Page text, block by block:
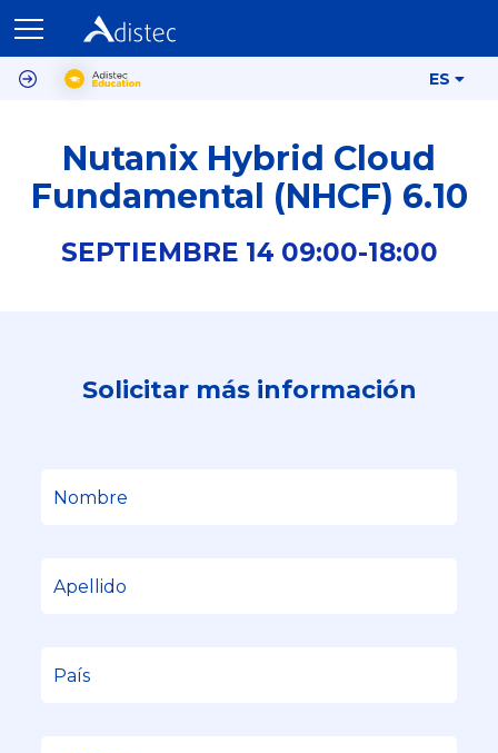
ES
Nutanix Hybrid Cloud
Fundamental (NHCF) 6.10
SEPTIEMBRE 14 09:00-18:00
Solicitar más información